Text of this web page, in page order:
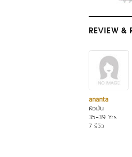
REVIEW &
ananta
ผิวมัน
35-39 Yrs
7 รีวิว